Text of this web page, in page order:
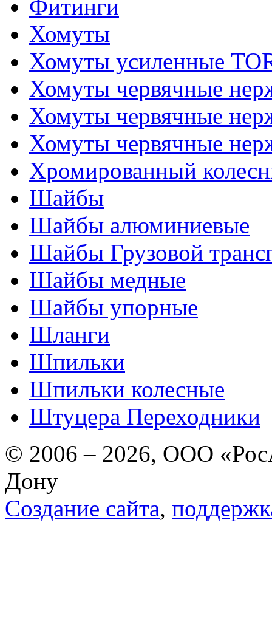
Фитинги
Хомуты
Хомуты усиленные
Хомуты червячные
Хомуты червячные
Хомуты червячные
Хромированный
Шайбы
Шайбы алюминиевые
Шайбы Грузовой
Шайбы медные
Шайбы упорные
Шланги
Шпильки
Шпильки колесные
Штуцера Переходники
© 2006 – 2026, ООО
Дону
Создание сайта,